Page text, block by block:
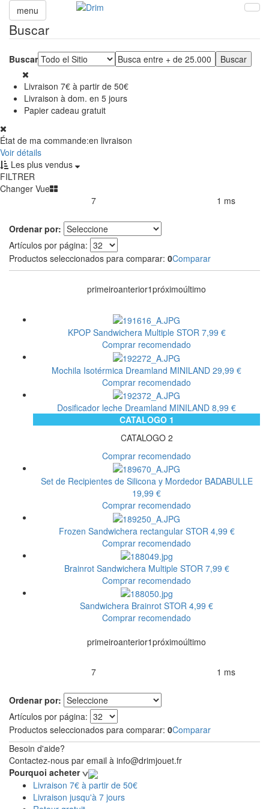
menu
Buscar
Buscar
Livraison 7€ à partir de 50€
Livraison à dom. en 5 jours
Papier cadeau gratuit
État de ma commande:en livraison
Voir détails
Les plus vendus
FILTRER
Changer Vue
7 1 ms
Ordenar por:
Artículos por página:
Productos seleccionados para comparar: 0Comparar
primeiroanterior1próximoúltimo
KPOP Sandwichera Multiple STOR 7,99 €
Comprar recomendado
Mochila Isotérmica Dreamland MINILAND 29,99 €
Comprar recomendado
Dosificador leche Dreamland MINILAND 8,99 €
CATALOGO 1
CATALOGO 2
Comprar recomendado
Set de Recipientes de Silicona y Mordedor BADABULLE
19,99 €
Comprar recomendado
Frozen Sandwichera rectangular STOR 4,99 €
Comprar recomendado
Brainrot Sandwichera Multiple STOR 7,99 €
Comprar recomendado
Sandwichera Brainrot STOR 4,99 €
Comprar recomendado
primeiroanterior1próximoúltimo
7 1 ms
Ordenar por:
Artículos por página:
Productos seleccionados para comparar: 0Comparar
Besoin d'aide?
Contactez-nous par email à info@drimjouet.fr
Pourquoi acheter
Livraison 7€ à partir de 50€
Livraison jusqu'à 7 jours